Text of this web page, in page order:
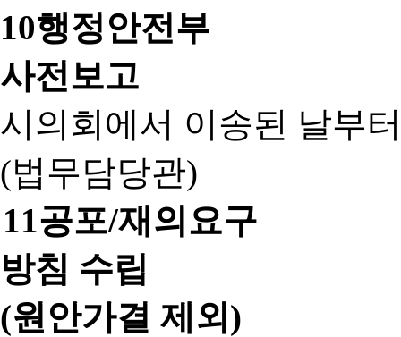
10행정안전부
사전보고
시의회에서 이송된 날부
(법무담당관)
11공포/재의요구
방침 수립
(원안가결 제외)